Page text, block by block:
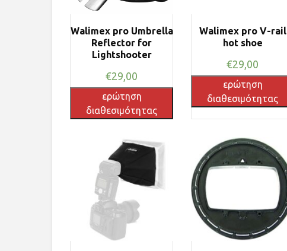
Walimex pro Umbrella
Reflector for
Lightshooter
€29,00
ερώτηση
διαθεσιμότητας
Walimex pro V-rail
hot shoe
€29,00
ερώτηση
διαθεσιμότητας